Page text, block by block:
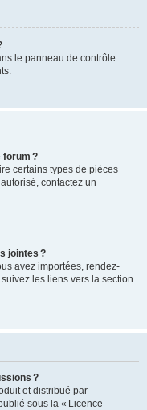
le panneau de contrôle
forum ?
certains types de pièces
contactez un
jointes ?
avez importées, rendez-
les liens vers la section
?
et distribué par
sous la « Licence